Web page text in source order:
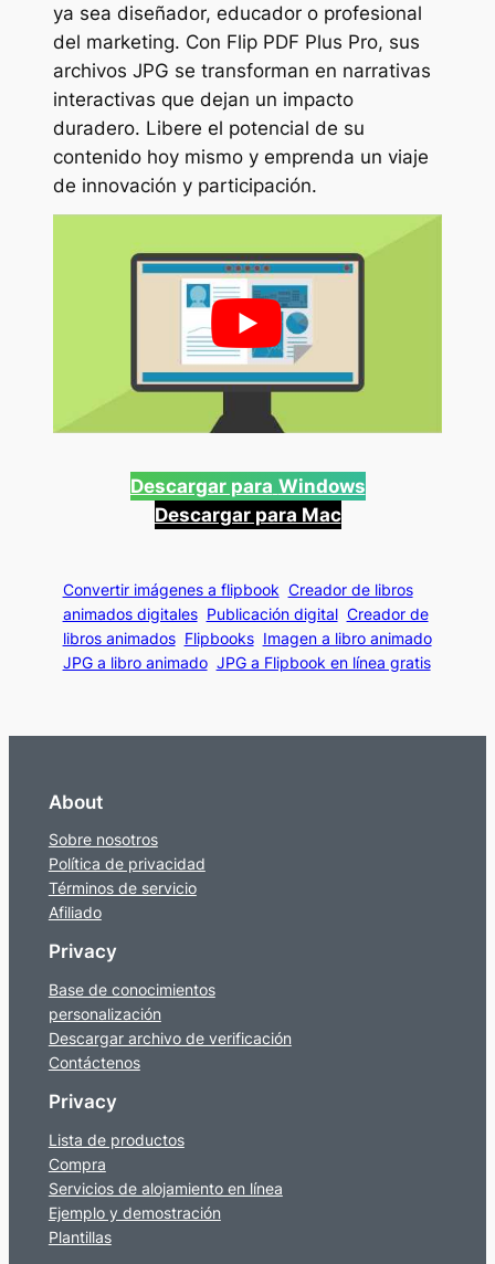
ya sea diseñador, educador o profesional
del marketing. Con Flip PDF Plus Pro, sus
archivos JPG se transforman en narrativas
interactivas que dejan un impacto
duradero. Libere el potencial de su
contenido hoy mismo y emprenda un viaje
de innovación y participación.
Descargar para Windows
Descargar para Mac
Convertir imágenes a flipbook Creador de libros
animados digitales Publicación digital Creador de
libros animados Flipbooks Imagen a libro animado
JPG a libro animado JPG a Flipbook en línea gratis
About
Sobre nosotros
Política de privacidad
Términos de servicio
Afiliado
Privacy
Base de conocimientos
personalización
Descargar archivo de verificación
Contáctenos
Privacy
Lista de productos
Compra
Servicios de alojamiento en línea
Ejemplo y demostración
Plantillas